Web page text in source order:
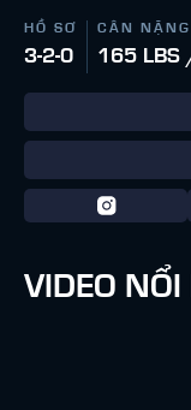
HỒ SƠ
3-2-0
CÂN NẶNG
165 LBS
VIDEO NỔI